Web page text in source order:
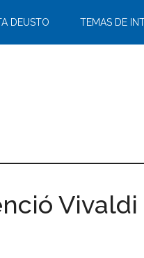
DEUSTO TEMAS DE